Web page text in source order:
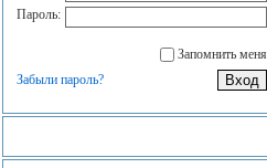
Пароль:
Запомнить меня
Забыли пароль?